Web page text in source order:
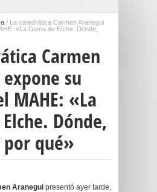
/ La catedrática Carmen Aranegui
«La Dama de Elche. Dónde,
Carmen
su
MAHE: «La
Dónde,
qué»
Aranegui presentó ayer tarde,